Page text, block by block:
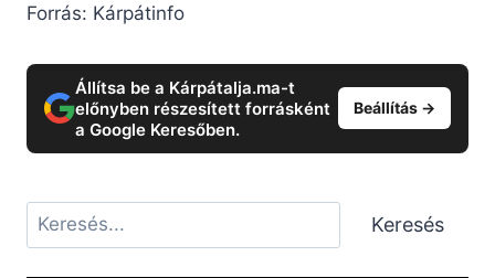
Forrás: Kárpátinfo
Állítsa be a Kárpátalja.ma-t
előnyben részesített forrásként
a Google Keresőben.
Beállítás →
Keresés Keresés